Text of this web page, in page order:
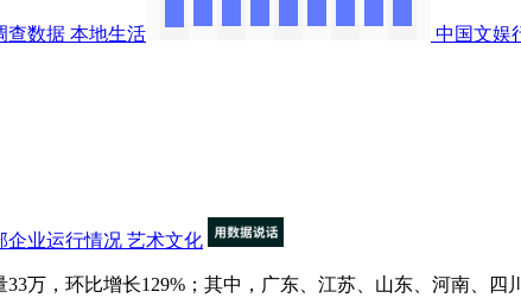
查数据 本地生活 中国文娱
企业运行情况 艺术文化
，环比增长129%；其中，广东、江苏、山东、河南、四